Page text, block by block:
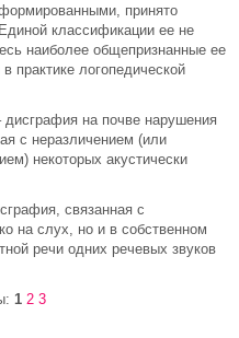
принято
классификации ее не
наиболее общепризнанные ее
логопедической
дисграфия на почве нарушения
с неразличением (или
некоторых акустически
связанная с
на слух, но и в собственном
речи одних речевых звуков
1 2 3